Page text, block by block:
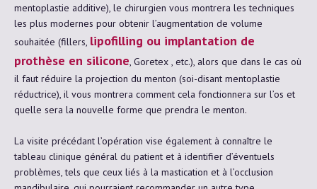
mentoplastie additive), le chirurgien vous montrera les techniques
les plus modernes pour obtenir l’augmentation de volume
souhaitée (fillers, lipofilling ou implantation de
prothèse en silicone, Goretex , etc.), alors que dans le cas où
il faut réduire la projection du menton (soi-disant mentoplastie
réductrice), il vous montrera comment cela fonctionnera sur l’os et
quelle sera la nouvelle forme que prendra le menton.
La visite précédant l’opération vise également à connaître le
tableau clinique général du patient et à identifier d’éventuels
problèmes, tels que ceux liés à la mastication et à l’occlusion